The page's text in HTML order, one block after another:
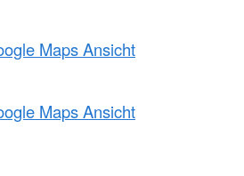
Maps Ansicht
Maps Ansicht